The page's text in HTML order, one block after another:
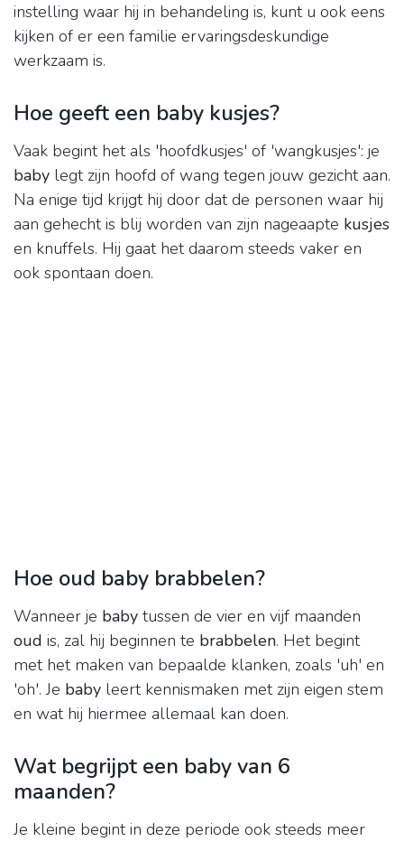
instelling waar hij in behandeling is, kunt u ook eens
kijken of er een familie ervaringsdeskundige
werkzaam is.
Hoe geeft een baby kusjes?
Vaak begint het als 'hoofdkusjes' of 'wangkusjes': je
baby legt zijn hoofd of wang tegen jouw gezicht aan.
Na enige tijd krijgt hij door dat de personen waar hij
aan gehecht is blij worden van zijn nageaapte kusjes
en knuffels. Hij gaat het daarom steeds vaker en
ook spontaan doen.
Hoe oud baby brabbelen?
Wanneer je baby tussen de vier en vijf maanden
oud is, zal hij beginnen te brabbelen. Het begint
met het maken van bepaalde klanken, zoals 'uh' en
'oh'. Je baby leert kennismaken met zijn eigen stem
en wat hij hiermee allemaal kan doen.
Wat begrijpt een baby van 6
maanden?
Je kleine begint in deze periode ook steeds meer